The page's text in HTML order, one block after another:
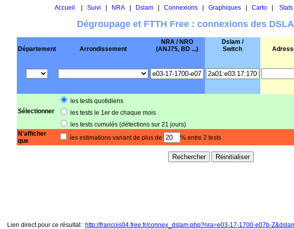
Accueil Suivi NRA| Dslam| Connexions| Graphiques| Carto| Stats
Dégroupage et FTTH Free : connexions des
Département Arrondissement
NRA / NRO
(ANJ75, BD ...)
Dslam /
Switch
Sélectionner
les tests quotidiens
les tests le 1er de chaque mois
les tests cumulés (détections sur 21 jours)
N'afficher
que
les estimations variant de plus de % entre 2 tests
Lien direct pour ce résultat : http://francois04.free.fr/connex_dslam.php?nra=e03-17-1700-e07b-